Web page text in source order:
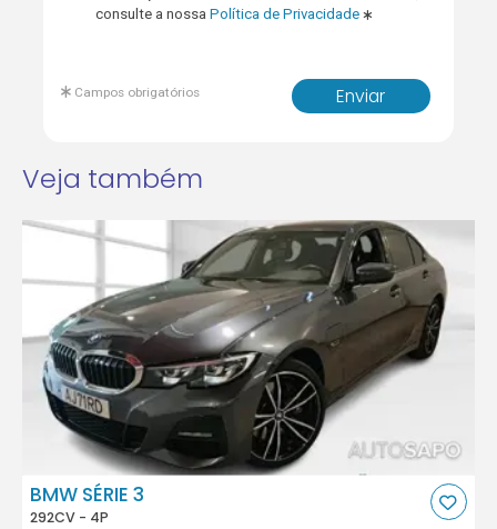
consulte a nossaPolítica de Privacidade
Enviar
Campos obrigatórios
Veja também
BMW SÉRIE 3
292CV - 4P